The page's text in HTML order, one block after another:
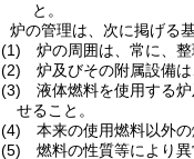
と。
炉の管理は、次に掲げる
(1)
炉の周囲は、常に、
(2)
炉及びその附属設備
(3)
液体燃料を使用する
せること。
(4)
本来の使用燃料以外の
(5)
燃料の性質等により